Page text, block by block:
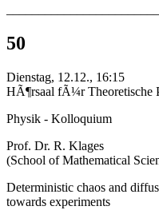
50
Dienstag, 12.12., 16:15
HÃ¶rsaal fÃ¼r Theoretische
Physik - Kolloquium
Prof. Dr. R. Klages
(School of Mathematical
Deterministic chaos and
towards experiments